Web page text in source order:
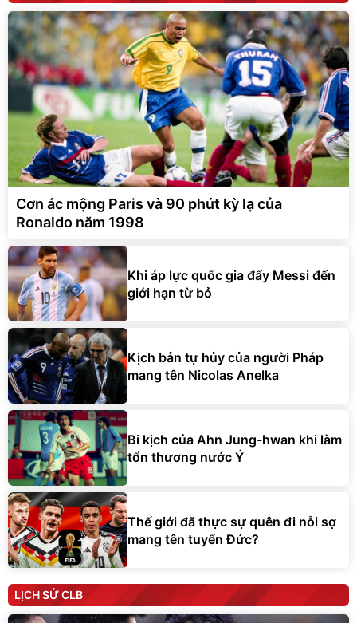
Cơn ác mộng Paris và 90 phút kỳ lạ của
Ronaldo năm 1998
Khi áp lực quốc gia đẩy Messi đến
giới hạn từ bỏ
Kịch bản tự hủy của người Pháp
mang tên Nicolas Anelka
Bi kịch của Ahn Jung-hwan khi làm
tổn thương nước Ý
Thế giới đã thực sự quên đi nỗi sợ
mang tên tuyển Đức?
LỊCH SỬ CLB